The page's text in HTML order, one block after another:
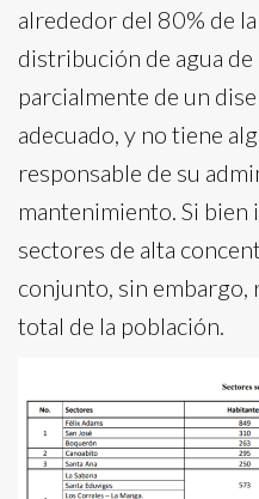
alrededor del 80% de
distribución de agua de
parcialmente de un
adecuado, y no tiene
responsable de su
mantenimiento. Si
sectores de alta
conjunto, sin embargo,
total de la población.